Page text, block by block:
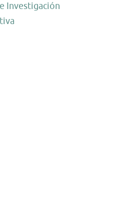
Investigación